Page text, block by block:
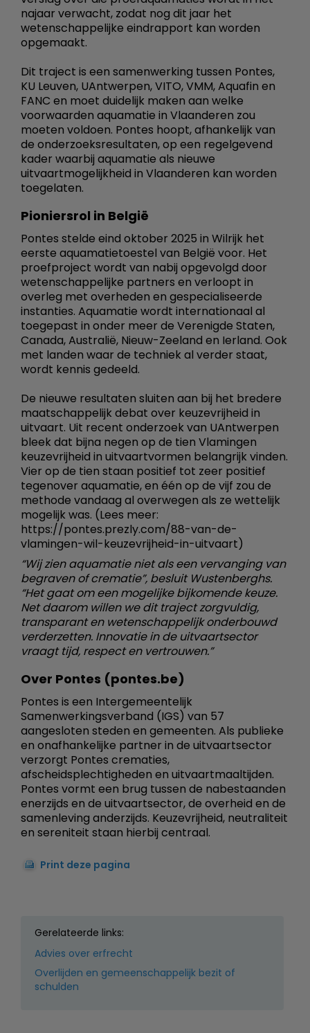
najaar verwacht, zodat nog dit jaar het
wetenschappelijke eindrapport kan worden
opgemaakt.
Dit traject is een samenwerking tussen Pontes,
KU Leuven, UAntwerpen, VITO, VMM, Aquafin en
FANC en moet duidelijk maken aan welke
voorwaarden aquamatie in Vlaanderen zou
moeten voldoen. Pontes hoopt, afhankelijk van
de onderzoeksresultaten, op een regelgevend
kader waarbij aquamatie als nieuwe
uitvaartmogelijkheid in Vlaanderen kan worden
toegelaten.
Pioniersrol in België
Pontes stelde eind oktober 2025 in Wilrijk het
eerste aquamatietoestel van België voor. Het
proefproject wordt van nabij opgevolgd door
wetenschappelijke partners en verloopt in
overleg met overheden en gespecialiseerde
instanties. Aquamatie wordt internationaal al
toegepast in onder meer de Verenigde Staten,
Canada, Australië, Nieuw-Zeeland en Ierland. Ook
met landen waar de techniek al verder staat,
wordt kennis gedeeld.
De nieuwe resultaten sluiten aan bij het bredere
maatschappelijk debat over keuzevrijheid in
uitvaart. Uit recent onderzoek van UAntwerpen
bleek dat bijna negen op de tien Vlamingen
keuzevrijheid in uitvaartvormen belangrijk vinden.
Vier op de tien staan positief tot zeer positief
tegenover aquamatie, en één op de vijf zou de
methode vandaag al overwegen als ze wettelijk
mogelijk was. (Lees meer:
https://pontes.prezly.com/88-van-de-
vlamingen-wil-​keuze​vrijh​eid-i​n-uit​vaart​)
“Wij zien aquamatie niet als een vervanging van
begraven of crematie”, besluit Wustenberghs.
“Het gaat om een mogelijke bijkomende keuze.
Net daarom willen we dit traject zorgvuldig,
transparant en wetenschappelijk onderbouwd
verderzetten. Innovatie in de uitvaartsector
vraagt tijd, respect en vertrouwen.”
Over Pontes (pontes.be)
Pontes is een Intergemeentelijk
Samenwerkingsverband (IGS) van 57
aangesloten steden en gemeenten. Als publieke
en onafhankelijke partner in de uitvaartsector
verzorgt Pontes crematies,
afscheidsplechtigheden en uitvaartmaaltijden.
Pontes vormt een brug tussen de nabestaanden
enerzijds en de uitvaartsector, de overheid en de
samenleving anderzijds. Keuzevrijheid, neutraliteit
en sereniteit staan hierbij centraal.
Print deze pagina
Gerelateerde links:
Advies over erfrecht
Overlijden en gemeenschappelijk bezit of
schulden